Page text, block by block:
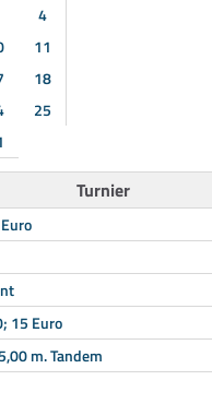
4
11
18
25
Turnier
15 Euro
m. Tandem